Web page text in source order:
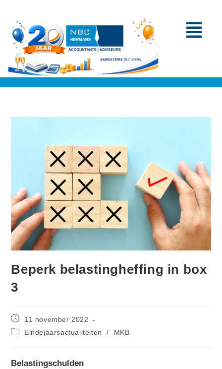
Beperk belastingheffing in box
3
11 november 2022
Eindejaarsactualiteiten
/ MKB
Belastingschulden